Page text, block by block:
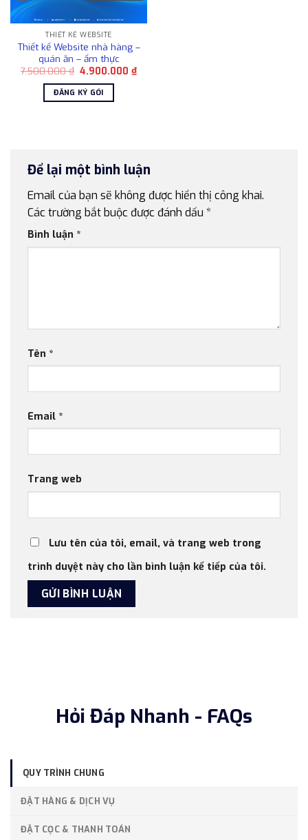
THIẾT KẾ WEBSITE
Thiết kế Website nhà hàng –
quán ăn – ẩm thực
7.500.000₫ Giá
là:
7.500.000 ₫.
4.900.000₫Giá
hiện
ĐĂNG KÝ GÓI
Để lại một bình luận
Email của bạn sẽ không được hiển thị công khai.
Các trường bắt buộc được đánh dấu *
Bình luận *
Tên *
Email *
Trang web
Lưu tên của tôi, email, và trang web trong
trình duyệt này cho lần bình luận kế tiếp của tôi.
Hỏi Đáp Nhanh - FAQs
QUY TRÌNH CHUNG
ĐẶT HÀNG & DỊCH VỤ
ĐẶT CỌC & THANH TOÁN